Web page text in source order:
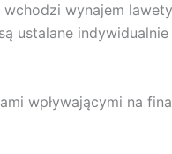
wynajem
ustalane
wpływającymi na